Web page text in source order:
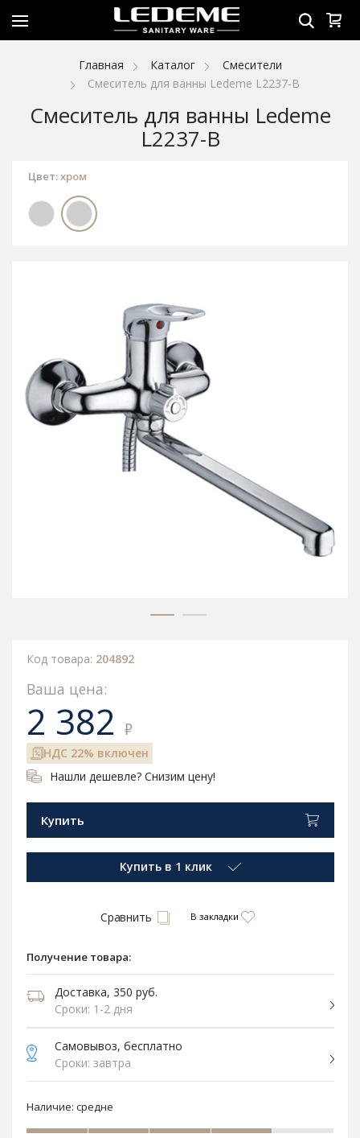
Главная Каталог
Смесители
Смеситель для ванны Ledeme L2237-B
Смеситель для ванны Ledeme
L2237-B
Цвет:хром
Код товара: 204892
Ваша цена:
2 382 ₽
НДС 22% включен
Нашли дешевле? Снизим цену!
Купить
Купить в 1 клик
Сравнить В закладки
Получение товара:
Доставка, 350 руб.
Сроки: 1-2 дня
Самовывоз, бесплатно
Сроки: завтра
Наличие: средне